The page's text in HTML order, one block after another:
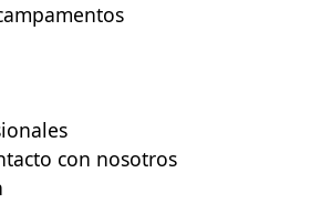
con nosotros